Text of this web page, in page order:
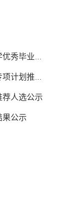
人选公示
果公示